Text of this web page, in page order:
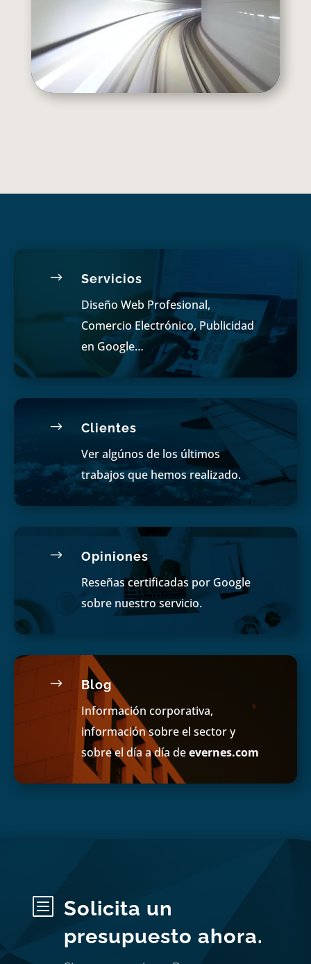
$ Servicios
Diseño Web Profesional,
Comercio Electrónico, Publicidad
en Google…
$ Clientes
Ver algúnos de los últimos
trabajos que hemos realizado.
$ Opiniones
Reseñas certificadas por Google
sobre nuestro servicio.
$ Blog
Información corporativa,
información sobre el sector y
sobre el día a día deevernes.com
b
Solicita un
presupuesto ahora.